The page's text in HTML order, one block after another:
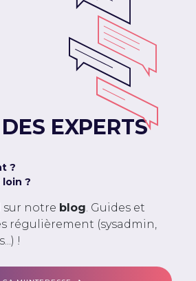
EXPERTS
?
loin ?
sur notre blog. Guides et
régulièrement (sysadmin,
!